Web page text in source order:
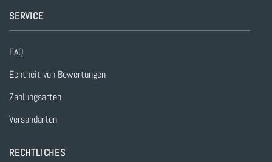
SERVICE
FAQ
Echtheit von Bewertungen
Zahlungsarten
Versandarten
RECHTLICHES